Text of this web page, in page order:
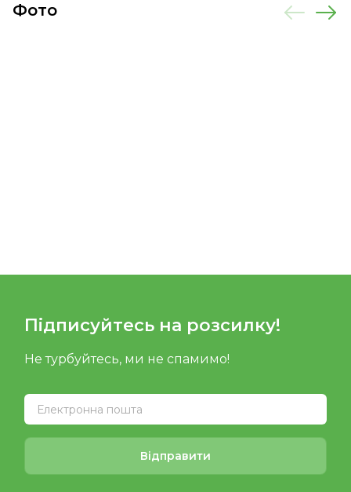
Фото
Підписуйтесь на розсилку!
Не турбуйтесь, ми не спамимо!
Відправити